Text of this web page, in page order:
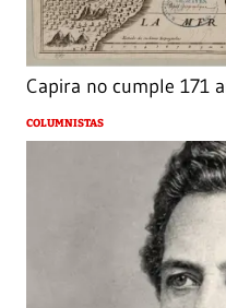
Capira no cumple 171
COLUMNISTAS